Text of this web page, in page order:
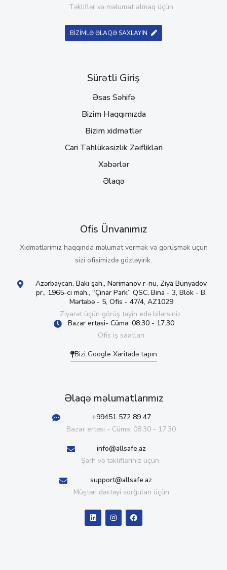
Təkliflər və məlumat almaq üçün
BİZİMLƏ ƏLAQƏ SAXLAYIN
Sürətli Giriş
Əsas Səhifə
Bizim Haqqımızda
Bizim xidmətlər
Cari Təhlükəsizlik Zəiflikləri
Xəbərlər
Əlaqə
Ofis Ünvanımız
Xidmətlərimiz haqqında məlumat vermək və görüşmək üçün
sizi ofisimizdə gözləyirik.
Azərbaycan, Bakı şəh., Nərimanov r-nu, Ziya Bünyadov
pr., 1965-ci məh., “Çinar Park” QSC, Bina - 3, Blok - B,
Mərtəbə - 5, Ofis - 47/4, AZ1029
Ziyarət üçün görüş təyin edə bilərsiniz.
Bazar ertəsi- Cümə: 08:30 - 17:30
Ofis iş saatları
Bizi Google Xəritədə tapın
Əlaqə məlumatlarımız
+99451 572 89 47
Bazar ertəsi - Cümə: 08:30 - 17:30
info@allsafe.az
Şərh və təklifləriniz üçün
support@allsafe.az
Müştəri dəstəyi sorğuları üçün